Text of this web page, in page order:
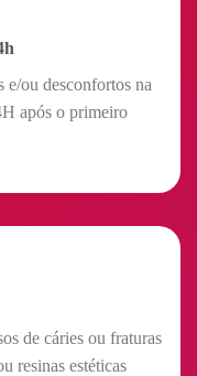
e/ou desconfortos na
após o primeiro
de cáries ou fraturas
resinas estéticas